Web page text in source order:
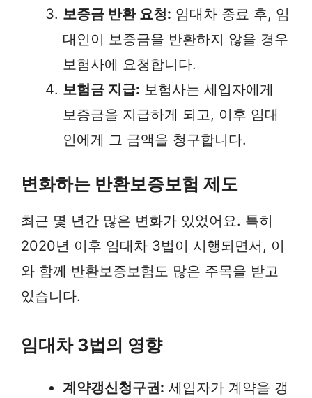
보증금 반환 요청: 임대차 종료 후, 임
대인이 보증금을 반환하지 않을 경우
보험사에 요청합니다.
보험금 지급: 보험사는 세입자에게
보증금을 지급하게 되고, 이후 임대
인에게 그 금액을 청구합니다.
변화하는 반환보증보험 제도
최근 몇 년간 많은 변화가 있었어요. 특히
2020년 이후 임대차 3법이 시행되면서, 이
와 함께 반환보증보험도 많은 주목을 받고
있습니다.
임대차 3법의 영향
계약갱신청구권: 세입자가 계약을 갱